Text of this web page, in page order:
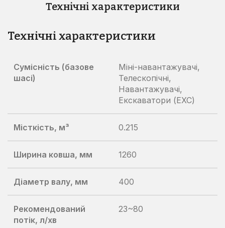
Технічні характеристики
Технічні характеристики
Сумісність (базове
шасі)
Міні-навантажувачі,
Телескопічні,
Навантажувачі,
Екскаватори (EXC)
Місткість, м³ 0.215
Ширина ковша, мм 1260
Діаметр валу, мм 400
Рекомендований
потік, л/хв
23~80